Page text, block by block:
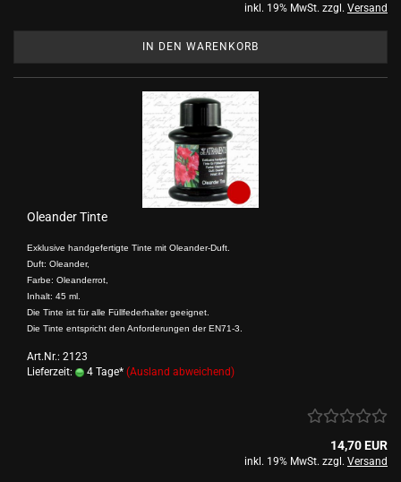
inkl. 19% MwSt. zzgl. Versand
IN DEN WARENKORB
Oleander Tinte
Exklusive handgefertigte Tinte mit Oleander-Duft.
Duft: Oleander,
Farbe: Oleanderrot,
Inhalt: 45 ml.
Die Tinte ist für alle Füllfederhalter geeignet.
Die Tinte entspricht den Anforderungen der EN71-3.
Art.Nr.: 2123
Lieferzeit:
4 Tage* (Ausland abweichend)
14,70 EUR
inkl. 19% MwSt. zzgl. Versand